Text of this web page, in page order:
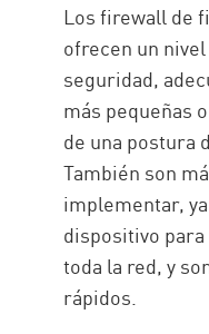
Los firewall de
ofrecen un
seguridad,
más pequeñas
de una postura
También son
implementar,
dispositivo
toda la red, y
rápidos.